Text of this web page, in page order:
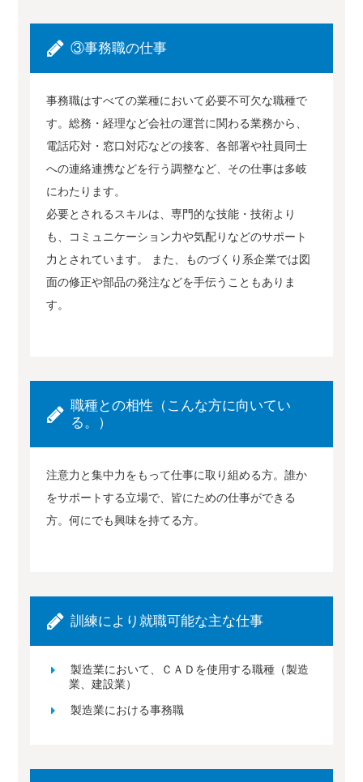
③事務職の仕事
事務職はすべての業種において必要不可欠な職種で
す。総務・経理など会社の運営に関わる業務から、
電話応対・窓口対応などの接客、各部署や社員同士
への連絡連携などを行う調整など、その仕事は多岐
にわたります。
必要とされるスキルは、専門的な技能・技術より
も、コミュニケーション力や気配りなどのサポート
力とされています。 また、ものづくり系企業では図
面の修正や部品の発注などを手伝うこともありま
す。
職種との相性（こんな方に向いてい
る。）
注意力と集中力をもって仕事に取り組める方。誰か
をサポートする立場で、皆にための仕事ができる
方。何にでも興味を持てる方。
訓練により就職可能な主な仕事
製造業において、ＣＡＤを使用する職種（製造
業、建設業）
製造業における事務職